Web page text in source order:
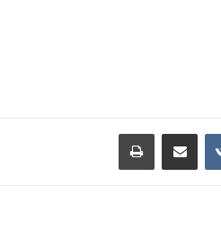
مشاركة عبر البريد طباعة